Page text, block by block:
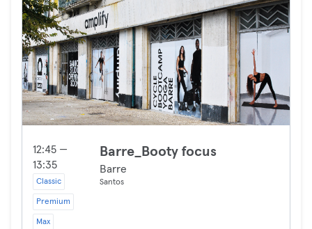
12:45 —
13:35
Classic
Premium
Max
Barre_Booty focus
Barre
Santos